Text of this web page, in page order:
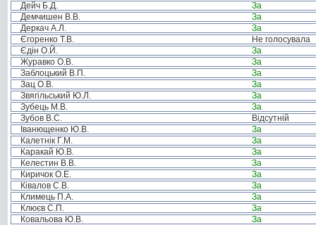
Дейч Б.Д.
За
Демчишен В.В.
За
Деркач А.Л.
За
Єгоренко Т.В.
Не голосувала
Єдін О.Й.
За
Журавко О.В.
За
Заблоцький В.П.
За
Зац О.В.
За
Звягільський Ю.Л.
За
Зубець М.В.
За
Зубов В.С.
Відсутній
Іванющенко Ю.В.
За
Калетнік Г.М.
За
Каракай Ю.В.
За
Келестин В.В.
За
Киричок О.Е.
За
Ківалов С.В.
За
Климець П.А.
За
Клюєв С.П.
За
Ковальова Ю.В.
За